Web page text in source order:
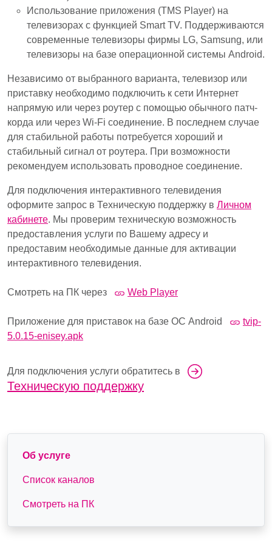
Использование приложения (TMS Player) на
телевизорах с функцией Smart TV. Поддерживаются
современные телевизоры фирмы LG, Samsung, или
телевизоры на базе операционной системы Android.
Независимо от выбранного варианта, телевизор или
приставку необходимо подключить к сети Интернет
напрямую или через роутер с помощью обычного патч-
корда или через Wi-Fi соединение. В последнем случае
для стабильной работы потребуется хороший и
стабильный сигнал от роутера. При возможности
рекомендуем использовать проводное соединение.
Для подключения интерактивного телевидения
оформите запрос в Техническую поддержку в Личном
кабинете. Мы проверим техническую возможность
предоставления услуги по Вашему адресу и
предоставим необходимые данные для активации
интерактивного телевидения.
Смотреть на ПК через Web Player
Приложение для приставок на базе ОС Android
tvip-
5.0.15-enisey.apk
Для подключения услуги обратитесь в
Техническую поддержку
Правое подменю
Об услуге
Список каналов
Смотреть на ПК